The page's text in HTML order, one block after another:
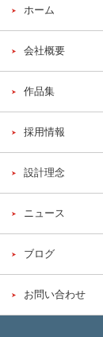
ホーム
会社概要
作品集
採用情報
設計理念
ニュース
ブログ
お問い合わせ